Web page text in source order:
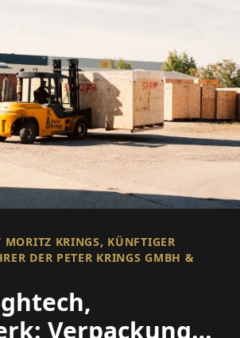
KRINGS, KÜNFTIGER
DER PETER KRINGS GMBH &
Verpackung